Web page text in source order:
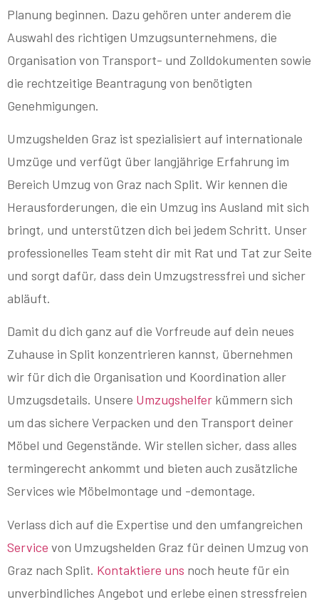
Planung beginnen. Dazu gehören unter anderem die
Auswahl des richtigen Umzugsunternehmens, die
Organisation von Transport- und Zolldokumenten sowie
die rechtzeitige Beantragung von benötigten
Genehmigungen.
Umzugshelden Graz ist spezialisiert auf internationale
Umzüge und verfügt über langjährige Erfahrung im
Bereich Umzug von Graz nach Split. Wir kennen die
Herausforderungen, die ein Umzug ins Ausland mit sich
bringt, und unterstützen dich bei jedem Schritt. Unser
professionelles Team steht dir mit Rat und Tat zur Seite
und sorgt dafür, dass dein Umzugstressfrei und sicher
abläuft.
Damit du dich ganz auf die Vorfreude auf dein neues
Zuhause in Split konzentrieren kannst, übernehmen
wir für dich die Organisation und Koordination aller
Umzugsdetails. Unsere Umzugshelfer kümmern sich
um das sichere Verpacken und den Transport deiner
Möbel und Gegenstände. Wir stellen sicher, dass alles
termingerecht ankommt und bieten auch zusätzliche
Services wie Möbelmontage und -demontage.
Verlass dich auf die Expertise und den umfangreichen
Service von Umzugshelden Graz für deinen Umzug von
Graz nach Split. Kontaktiere uns noch heute für ein
unverbindliches Angebot und erlebe einen stressfreien